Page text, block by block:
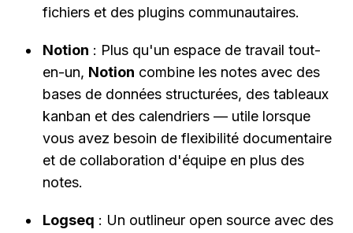
fichiers et des plugins communautaires.
Notion : Plus qu'un espace de travail tout-
en-un, Notion combine les notes avec des
bases de données structurées, des tableaux
kanban et des calendriers — utile lorsque
vous avez besoin de flexibilité documentaire
et de collaboration d'équipe en plus des
notes.
Logseq : Un outlineur open source avec des